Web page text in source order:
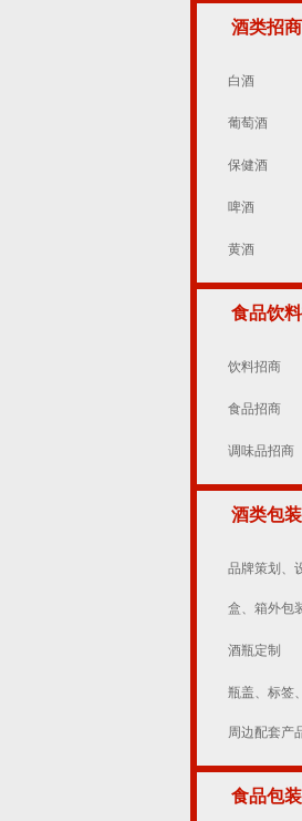
酒类招商
白酒
葡萄酒
保健酒
啤酒
黄酒
食品饮
饮料招商
食品招商
调味品招商
酒类包
品牌策划、
盒、箱外包
酒瓶定制
瓶盖、标签
周边配套产
食品包